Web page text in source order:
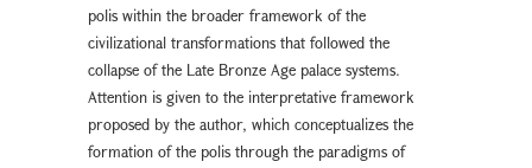
polis within the broader framework of the
civilizational transformations that followed the
collapse of the Late Bronze Age palace systems.
Attention is given to the interpretative framework
proposed by the author, which conceptualizes the
formation of the polis through the paradigms of